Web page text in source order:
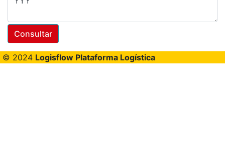
Consultar
© 2024 Logisflow Plataforma Logística